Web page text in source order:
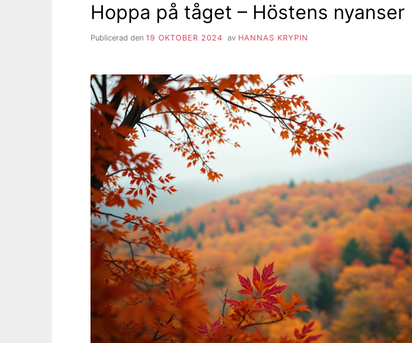
Hoppa på tåget – Höstens nyanser
Publicerad den 19 OKTOBER 2024 av HANNAS KRYPIN